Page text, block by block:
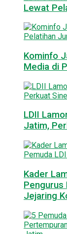
Lewat
Kominfo
Media di
LDII
Jatim,
Kader
Pengurus
Jejaring